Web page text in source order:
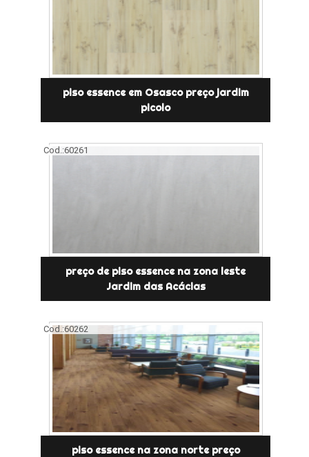
piso essence em Osasco preço jardim
picolo
Cod.:60261
preço de piso essence na zona leste
Jardim das Acácias
Cod.:60262
piso essence na zona norte preço